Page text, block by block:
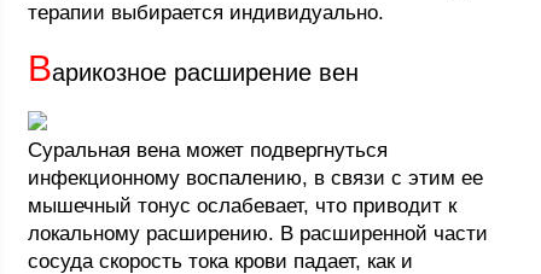
терапии выбирается индивидуально.
Варикозное расширение вен
Суральная вена может подвергнуться
инфекционному воспалению, в связи с этим ее
мышечный тонус ослабевает, что приводит к
локальному расширению. В расширенной части
сосуда скорость тока крови падает, как и